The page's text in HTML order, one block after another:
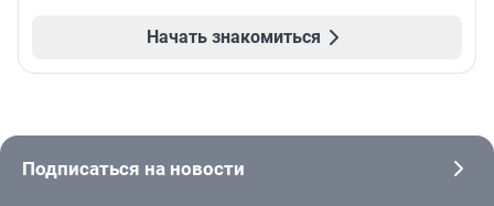
Начать знакомиться
Подписаться на новости